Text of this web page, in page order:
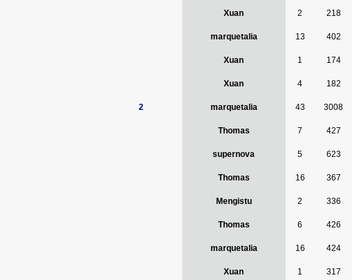
Xuan 2 218
marquetalia 13 402
Xuan 1 174
Xuan 4 182
2 marquetalia 43 3008
Thomas 7 427
supernova 5 623
Thomas 16 367
Mengistu 2 336
Thomas 6 426
marquetalia 16 424
Xuan 1 317